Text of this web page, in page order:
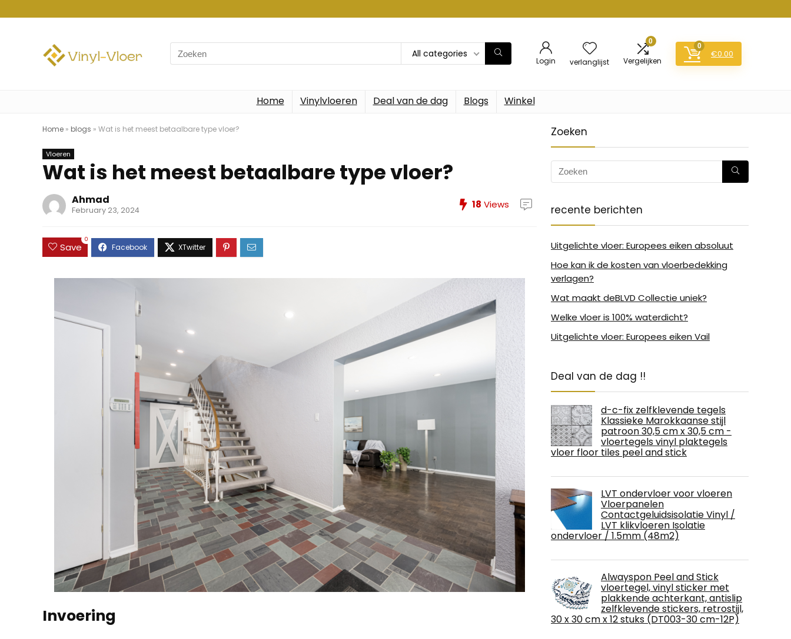
Search
for:
All categories
Login verlanglijst
0
Vergelijken
0
€0.00
Home Vinylvloeren Deal van de dag Blogs Winkel
Home » blogs » Wat is het meest betaalbare type vloer?
Vloeren
Wat is het meest betaalbare type vloer?
Ahmad
February 23, 2024 18 Views
Save
0
Invoering
Zoeken
recente berichten
Uitgelichte vloer: Europees eiken absoluut
Hoe kan ik de kosten van vloerbedekking
verlagen?
Wat maakt deBLVD Collectie uniek?
Welke vloer is 100% waterdicht?
Uitgelichte vloer: Europees eiken Vail
Deal van de dag !!
d-c-fix zelfklevende tegels
Klassieke Marokkaanse stijl
patroon 30,5 cm x 30,5 cm -
vloertegels vinyl plaktegels
vloer floor tiles peel and stick
LVT ondervloer voor vloeren
Vloerpanelen
Contactgeluidsisolatie Vinyl /
LVT klikvloeren Isolatie
ondervloer / 1.5mm (48m2)
Alwayspon Peel and Stick
vloertegel, vinyl sticker met
plakkende achterkant, antislip
zelfklevende stickers, retrostijl,
30 x 30 cm x 12 stuks (DT003-30 cm-12P)